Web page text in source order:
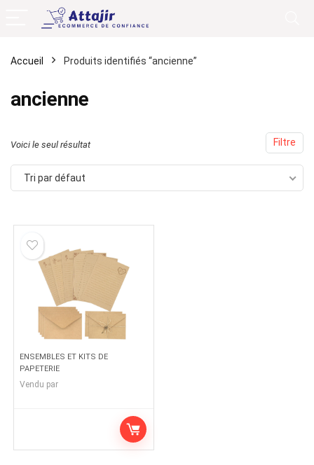
Accueil Produits identifiés “ancienne”
ancienne
Filtre
Voici le seul résultat
Tri par défaut
ENSEMBLES ET KITS DE
PAPETERIE
Vendu par